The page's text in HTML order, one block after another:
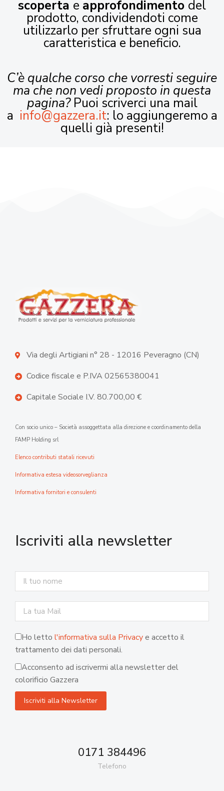
scoperta e approfondimento del
prodotto, condividendoti come
utilizzarlo per sfruttare ogni sua
caratteristica e beneficio.
C’è qualche corso che vorresti seguire
ma che non vedi proposto in questa
pagina?Puoi scriverci una mail
a info@gazzera.it: lo aggiungeremo a
quelli già presenti!
Via degli Artigiani n° 28 - 12016 Peveragno (CN)
Codice fiscale e P.IVA 02565380041
Capitale Sociale I.V. 80.700,00 €
Con socio unico – Società assoggettata alla direzione e coordinamento della
FAMP Holding srl
Elenco contributi statali ricevuti
Informativa estesa videosorveglianza
Informativa fornitori e consulenti
Iscriviti alla newsletter
Ho letto l'informativa sulla Privacye accetto il
trattamento dei dati personali.
Acconsento ad iscrivermi alla newsletter del
colorificio Gazzera
0171 384496
Telefono